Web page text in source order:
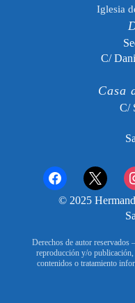
Iglesia
C/
Casa
C/
facebook x
© 2025
Derechos de autor reservados
reproducción y/o
contenidos o tratamiento